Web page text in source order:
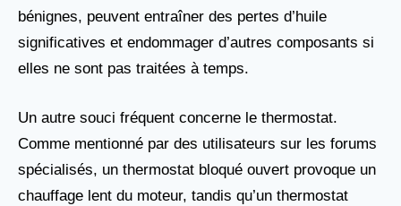
bénignes, peuvent entraîner des pertes d’huile
significatives et endommager d’autres composants si
elles ne sont pas traitées à temps.
Un autre souci fréquent concerne le thermostat.
Comme mentionné par des utilisateurs sur les forums
spécialisés, un thermostat bloqué ouvert provoque un
chauffage lent du moteur, tandis qu’un thermostat